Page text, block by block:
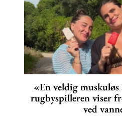
«En veldig
rugbyspilleren viser
ved